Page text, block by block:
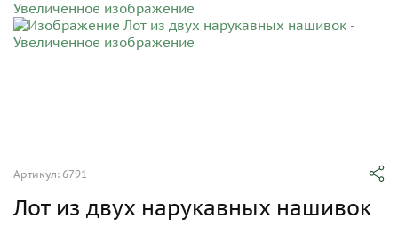
Артикул: 6791
Лот из двух нарукавных нашивок